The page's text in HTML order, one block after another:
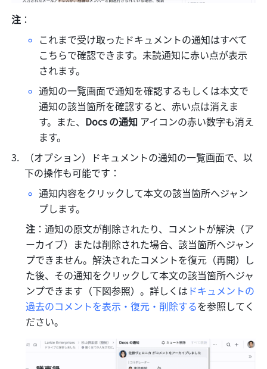
注 ：
これまで受け取ったドキュメントの通知はすべて
こちらで確認できます。未読通知に赤い点が表示
されます。
通知の一覧画面で通知を確認するもしくは本文で
通知の該当箇所を確認すると、赤い点は消えま
す。また、 Docs の通知 アイコンの赤い数字も消え
ます。
（オプション）ドキュメントの通知の一覧画面で、以
下の操作も可能です：
通知内容をクリックして本文の該当箇所へジャン
プします。
注 ：通知の原文が削除されたり、コメントが解決（ア
ーカイブ）または削除された場合、該当箇所へジャン
プできません。解決されたコメントを復元（再開）し
た後、その通知をクリックして本文の該当箇所へジャ
ンプできます（下図参照）。詳しくは ドキュメントの
過去のコメントを表示・復元・削除するを参照してく
ださい。